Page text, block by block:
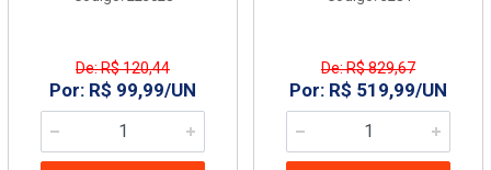
De: R$ 120,44
Por: R$ 99,99/UN
De: R$ 829,67
Por: R$ 519,99/UN